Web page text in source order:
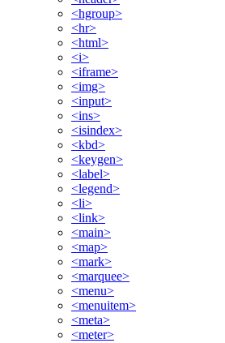
<hgroup>
<hr>
<html>
<i>
<iframe>
<img>
<input>
<ins>
<isindex>
<kbd>
<keygen>
<label>
<legend>
<li>
<link>
<main>
<map>
<mark>
<marquee>
<menu>
<menuitem>
<meta>
<meter>